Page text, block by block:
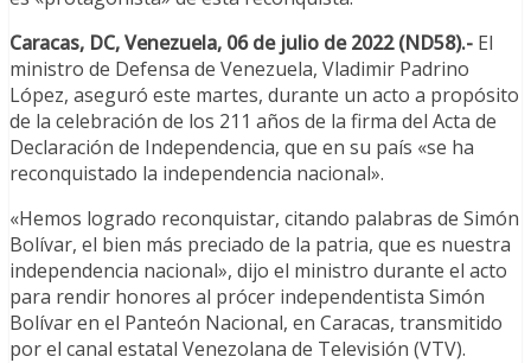
Caracas, DC, Venezuela, 06 de julio de 2022 (ND58).- El
ministro de Defensa de Venezuela, Vladimir Padrino
López, aseguró este martes, durante un acto a propósito
de la celebración de los 211 años de la firma del Acta de
Declaración de Independencia, que en su país «se ha
reconquistado la independencia nacional».
«Hemos logrado reconquistar, citando palabras de Simón
Bolívar, el bien más preciado de la patria, que es nuestra
independencia nacional», dijo el ministro durante el acto
para rendir honores al prócer independentista Simón
Bolívar en el Panteón Nacional, en Caracas, transmitido
por el canal estatal Venezolana de Televisión (VTV).